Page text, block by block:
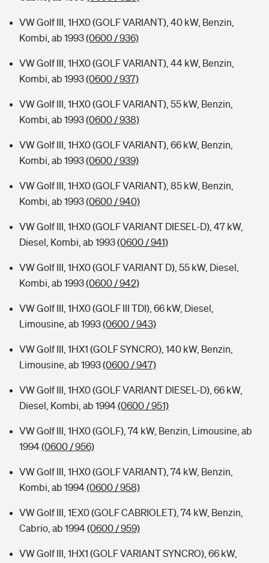
VW Golf III, 1HX0 (GOLF VARIANT), 40 kW, Benzin,
Kombi, ab 1993(0600 / 936)
VW Golf III, 1HX0 (GOLF VARIANT), 44 kW, Benzin,
Kombi, ab 1993(0600 / 937)
VW Golf III, 1HX0 (GOLF VARIANT), 55 kW, Benzin,
Kombi, ab 1993(0600 / 938)
VW Golf III, 1HX0 (GOLF VARIANT), 66 kW, Benzin,
Kombi, ab 1993(0600 / 939)
VW Golf III, 1HX0 (GOLF VARIANT), 85 kW, Benzin,
Kombi, ab 1993(0600 / 940)
VW Golf III, 1HX0 (GOLF VARIANT DIESEL-D), 47 kW,
Diesel, Kombi, ab 1993(0600 / 941)
VW Golf III, 1HX0 (GOLF VARIANT D), 55 kW, Diesel,
Kombi, ab 1993(0600 / 942)
VW Golf III, 1HX0 (GOLF III TDI), 66 kW, Diesel,
Limousine, ab 1993(0600 / 943)
VW Golf III, 1HX1 (GOLF SYNCRO), 140 kW, Benzin,
Limousine, ab 1993(0600 / 947)
VW Golf III, 1HX0 (GOLF VARIANT DIESEL-D), 66 kW,
Diesel, Kombi, ab 1994(0600 / 951)
VW Golf III, 1HX0 (GOLF), 74 kW, Benzin, Limousine, ab
1994(0600 / 956)
VW Golf III, 1HX0 (GOLF VARIANT), 74 kW, Benzin,
Kombi, ab 1994(0600 / 958)
VW Golf III, 1EX0 (GOLF CABRIOLET), 74 kW, Benzin,
Cabrio, ab 1994(0600 / 959)
VW Golf III, 1HX1 (GOLF VARIANT SYNCRO), 66 kW,